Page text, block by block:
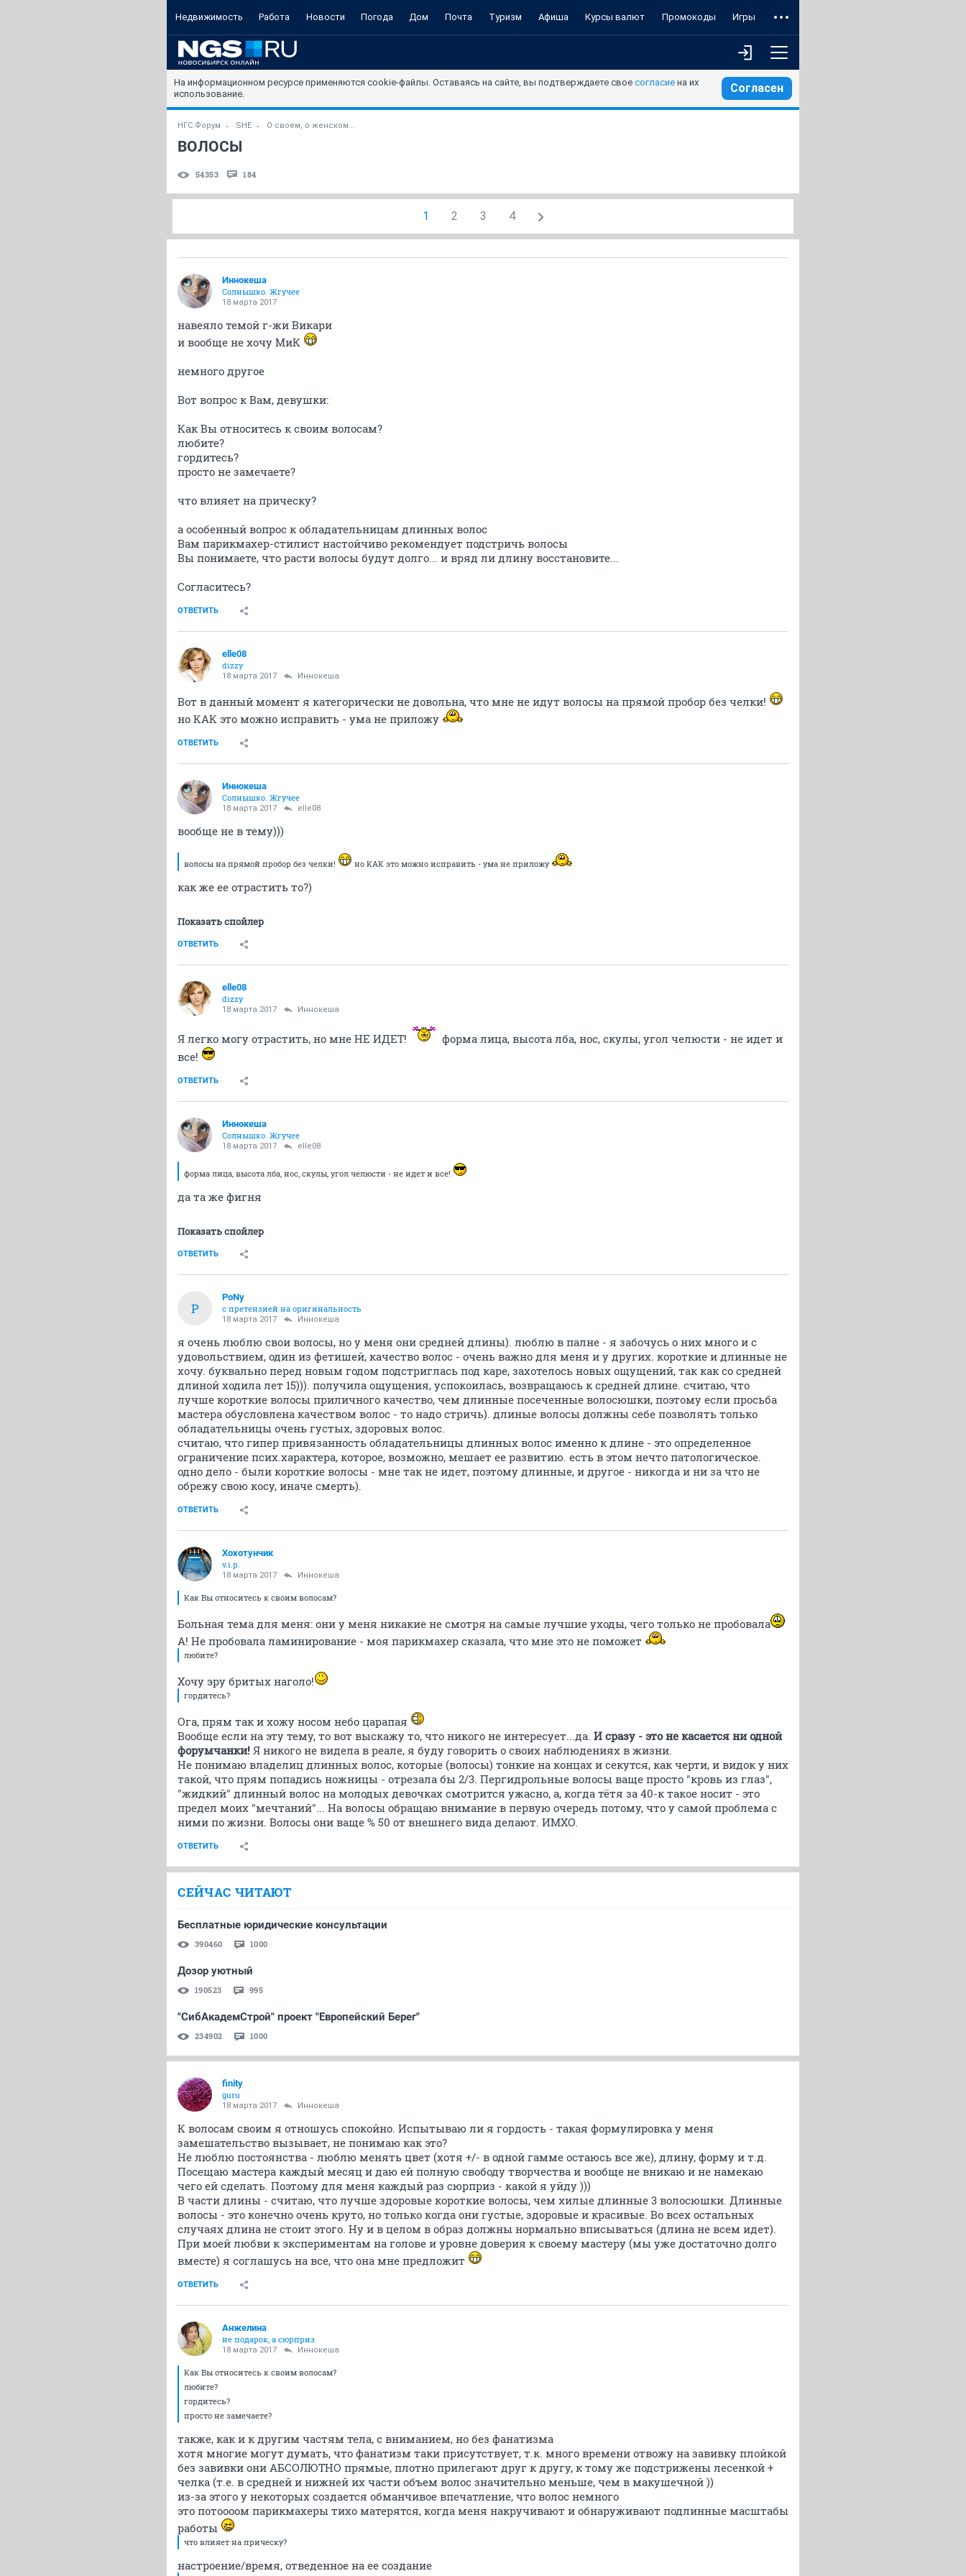
Недвижимость Работа Новости Погода Дом Почта Туризм Афиша Курсы валют Промокоды Игры
На информационном ресурсе применяются cookie-файлы. Оставаясь на сайте, вы подтверждаете свое согласие на их
использование.
Согласен
НГС.Форум SHE О своем, о женском...
ВОЛОСЫ
54353 184
1 2 3 4
Иннокеша
Солнышко. Жгучее
18 марта 2017
навеяло темой г-жи Викари
и вообще не хочу МиК
немного другое
Вот вопрос к Вам, девушки:
Как Вы относитесь к своим волосам?
любите?
гордитесь?
просто не замечаете?
что влияет на прическу?
а особенный вопрос к обладательницам длинных волос
Вам парикмахер-стилист настойчиво рекомендует подстричь волосы
Вы понимаете, что расти волосы будут долго... и вряд ли длину восстановите...
Согласитесь?
ОТВЕТИТЬ
elle08
dizzy
18 марта 2017 Иннокеша
Вот в данный момент я категорически не довольна, что мне не идут волосы на прямой пробор без челки!
но КАК это можно исправить - ума не приложу
ОТВЕТИТЬ
Иннокеша
Солнышко. Жгучее
18 марта 2017 elle08
вообще не в тему)))
волосы на прямой пробор без челки! но КАК это можно исправить - ума не приложу
как же ее отрастить то?)
Показать спойлер
ОТВЕТИТЬ
elle08
dizzy
18 марта 2017 Иннокеша
Я легко могу отрастить, но мне НЕ ИДЕТ!
форма лица, высота лба, нос, скулы, угол челюсти - не идет и
все!
ОТВЕТИТЬ
Иннокеша
Солнышко. Жгучее
18 марта 2017 elle08
форма лица, высота лба, нос, скулы, угол челюсти - не идет и все!
да та же фигня
Показать спойлер
ОТВЕТИТЬ
P
PoNy
с претензией на оригинальность
18 марта 2017 Иннокеша
я очень люблю свои волосы, но у меня они средней длины). люблю в палне - я забочусь о них много и с
удовольствием, один из фетишей, качество волос - очень важно для меня и у других. короткие и длинные не
хочу. буквально перед новым годом подстриглась под каре, захотелось новых ощущений, так как со средней
длиной ходила лет 15))). получила ощущения, успокоилась, возвращаюсь к средней длине. считаю, что
лучше короткие волосы приличного качество, чем длинные посеченные волосюшки, поэтому если просьба
мастера обусловлена качеством волос - то надо стричь). длиные волосы должны себе позволять только
обладательницы очень густых, здоровых волос.
считаю, что гипер привязанность обладательницы длинных волос именно к длине - это определенное
ограничение псих.характера, которое, возможно, мешает ее развитию. есть в этом нечто патологическое.
одно дело - были короткие волосы - мне так не идет, поэтому длинные, и другое - никогда и ни за что не
обрежу свою косу, иначе смерть).
ОТВЕТИТЬ
Хохотунчик
v.i.p.
18 марта 2017 Иннокеша
Как Вы относитесь к своим волосам?
Больная тема для меня: они у меня никакие не смотря на самые лучшие уходы, чего только не пробовала
А! Не пробовала ламинирование - моя парикмахер сказала, что мне это не поможет
любите?
Хочу эру бритых наголо!
гордитесь?
Ога, прям так и хожу носом небо царапая
Вообще если на эту тему, то вот выскажу то, что никого не интересует...да. И сразу - это не касается ни одной
форумчанки! Я никого не видела в реале, я буду говорить о своих наблюдениях в жизни.
Не понимаю владелиц длинных волос, которые (волосы) тонкие на концах и секутся, как черти, и видок у них
такой, что прям попадись ножницы - отрезала бы 2/3. Пергидрольные волосы ваще просто "кровь из глаз",
"жидкий" длинный волос на молодых девочках смотрится ужасно, а, когда тётя за 40-к такое носит - это
предел моих "мечтаний"... На волосы обращаю внимание в первую очередь потому, что у самой проблема с
ними по жизни. Волосы они ваще % 50 от внешнего вида делают. ИМХО.
ОТВЕТИТЬ
СЕЙЧАС ЧИТАЮТ
Бесплатные юридические консультации
390460 1000
Дозор уютный
190523 995
"СибАкадемСтрой" проект "Европейский Берег"
234902 1000
finity
guru
18 марта 2017 Иннокеша
К волосам своим я отношусь спокойно. Испытываю ли я гордость - такая формулировка у меня
замешательство вызывает, не понимаю как это?
Не люблю постоянства - люблю менять цвет (хотя +/- в одной гамме остаюсь все же), длину, форму и т.д.
Посещаю мастера каждый месяц и даю ей полную свободу творчества и вообще не вникаю и не намекаю
чего ей сделать. Поэтому для меня каждый раз сюрприз - какой я уйду )))
В части длины - считаю, что лучше здоровые короткие волосы, чем хилые длинные 3 волосюшки. Длинные
волосы - это конечно очень круто, но только когда они густые, здоровые и красивые. Во всех остальных
случаях длина не стоит этого. Ну и в целом в образ должны нормально вписываться (длина не всем идет).
При моей любви к экспериментам на голове и уровне доверия к своему мастеру (мы уже достаточно долго
вместе) я соглашусь на все, что она мне предложит
ОТВЕТИТЬ
Aнжелина
не подарок, а сюрприз
18 марта 2017 Иннокеша
Как Вы относитесь к своим волосам?
любите?
гордитесь?
просто не замечаете?
также, как и к другим частям тела, с вниманием, но без фанатизма
хотя многие могут думать, что фанатизм таки присутствует, т.к. много времени отвожу на завивку плойкой
без завивки они АБСОЛЮТНО прямые, плотно прилегают друг к другу, к тому же подстрижены лесенкой +
челка (т.е. в средней и нижней их части объем волос значительно меньше, чем в макушечной ))
из-за этого у некоторых создается обманчивое впечатление, что волос немного
это потоооом парикмахеры тихо матерятся, когда меня накручивают и обнаруживают подлинные масштабы
работы
что влияет на прическу?
настроение/время, отведенное на ее создание